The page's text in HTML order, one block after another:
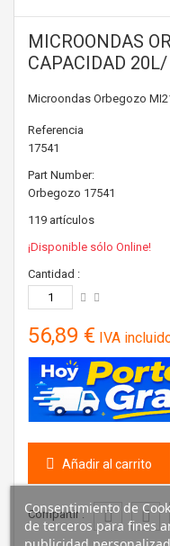
MICROONDAS
CAPACIDAD
Microondas Orbegozo
Referencia
17541
Part Number:
Orbegozo 17541
119 artículos
¡Disponible sólo Online!
Cantidad :
56,89 € IVA
Añadir al carrito
Compartir :
Consentimiento de
de terceros para fines